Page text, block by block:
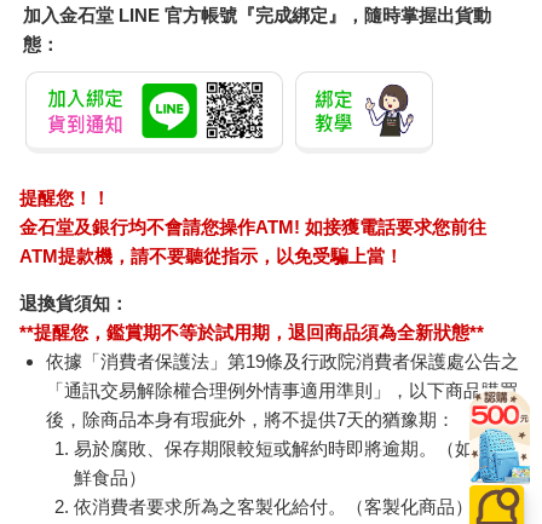
加入金石堂 LINE 官方帳號『完成綁定』，隨時掌握出貨動
態：
提醒您！！
金石堂及銀行均不會請您操作ATM! 如接獲電話要求您前往
ATM提款機，請不要聽從指示，以免受騙上當！
退換貨須知：
**提醒您，鑑賞期不等於試用期，退回商品須為全新狀態**
依據「消費者保護法」第19條及行政院消費者保護處公告之
「通訊交易解除權合理例外情事適用準則」，以下商品購買
後，除商品本身有瑕疵外，將不提供7天的猶豫期：
易於腐敗、保存期限較短或解約時即將逾期。（如：生
鮮食品）
依消費者要求所為之客製化給付。（客製化商品）